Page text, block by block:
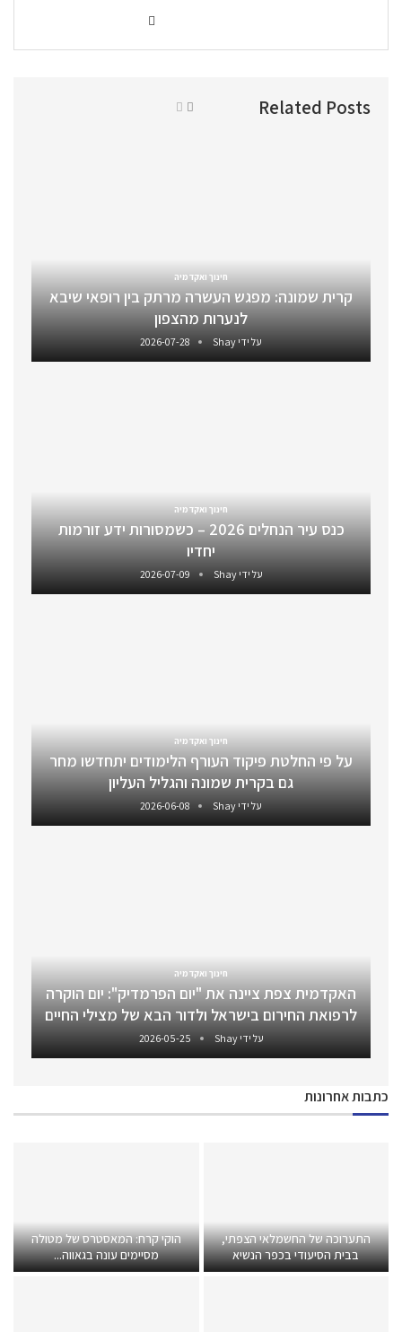
Related Posts
חינוך ואקדמיה
קרית שמונה: מפגש העשרה מרתק בין רופאי שיבא
לנערות מהצפון
על ידי Shay
2026-07-28
חינוך ואקדמיה
כנס עיר הנחלים 2026 – כשמסורות ידע זורמות
יחדיו
על ידיShay
2026-07-09
חינוך ואקדמיה
על פי החלטת פיקוד העורף הלימודים יתחדשו מחר
גם בקרית שמונה והגליל העליון
על ידי Shay
2026-06-08
חינוך ואקדמיה
האקדמית צפת ציינה את "יום הפרמדיק": יום הוקרה
לרפואת החירום בישראל ולדור הבא של מצילי החיים
על ידיShay
2026-05-25
כתבות אחרונות
התערוכה של החשמלאי הצפתי,
בבית הסיעודי בכפר הנשיא
הוקי קרח: המאסטרס של מטולה
מסיימים עונה בגאווה...